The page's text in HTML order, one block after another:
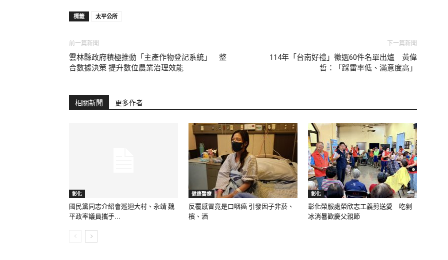
標籤 太平公所
前一篇新聞
雲林縣政府積極推動「主產作物登記系統」 整
合數據決策 提升數位農業治理效能
下一篇新聞
114年「台南好禮」徵選60件名單出爐 黃偉
哲：「踩雷率低、滿意度高」
相關新聞 更多作者
彰化
國民黨同志介紹會巡迴大村、永靖 魏
平政率議員攜手...
健康醫療
反覆感冒竟是口咽癌 引發因子非菸、
檳、酒
彰化
彰化榮服處榮欣志工義剪送愛 吃剉
冰消暑歡慶父親節